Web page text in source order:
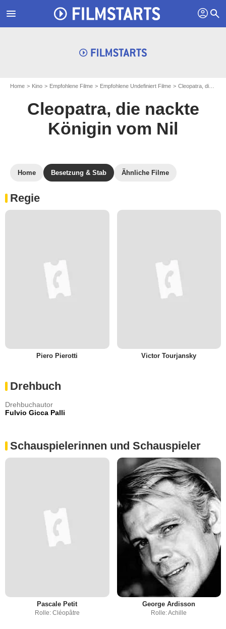
menu profil search
Home Kino Empfohlene Filme Empfohlene Undefiniert Filme Cleopatra, die nackte Königin vom Nil
Cleopatra, die nackte
Königin vom Nil
Home Besetzung & Stab Ähnliche Filme
Regie
Piero Pierotti Victor Tourjansky
Drehbuch
Drehbuchautor
Fulvio Gicca Palli
Schauspielerinnen und Schauspieler
Pascale Petit
Rolle: Cléopâtre
George Ardisson
Rolle: Achille